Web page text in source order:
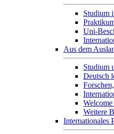
Studium
Uni-
Aus dem
Studium
Deutsch
Weitere
Internationales